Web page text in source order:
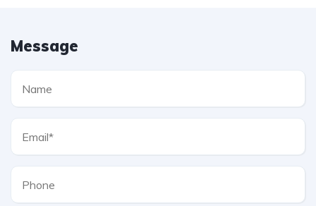
Message